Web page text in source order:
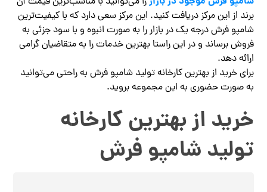
برند از این مرکز دریافت کنید. این مرکز سعی دارد که با کیفیت‌ترین
شامپو فرش درجه یک در بازار را به صورت انبوه و با سود جزئی به
فروش برساند و در این راستا بهترین خدمات را به متقاضیان گرامی
ارائه دهد.
برای خرید از بهترین کارخانه تولید شامپو فرش به راحتی می‌توانید
به صورت حضوری به این مجموعه بروید.
خرید از بهترین کارخانه
تولید شامپو فرش